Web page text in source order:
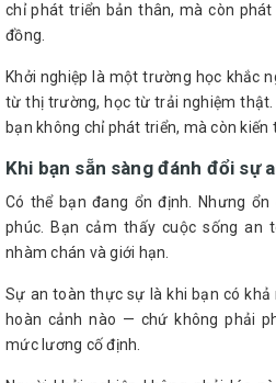
chỉ phát triển bản thân, mà còn
đồng.
Khởi nghiệp là một trường học khắc
từ thị trường, học từ trải nghiệm
bạn không chỉ phát triển, mà còn
Khi bạn sẵn sàng đánh đổi sự
Có thể bạn đang ổn định. Nhưng
phúc. Bạn cảm thấy cuộc sống
nhàm chán và giới hạn.
Sự an toàn thực sự là khi bạn có
hoàn cảnh nào — chứ không phải
mức lương cố định.